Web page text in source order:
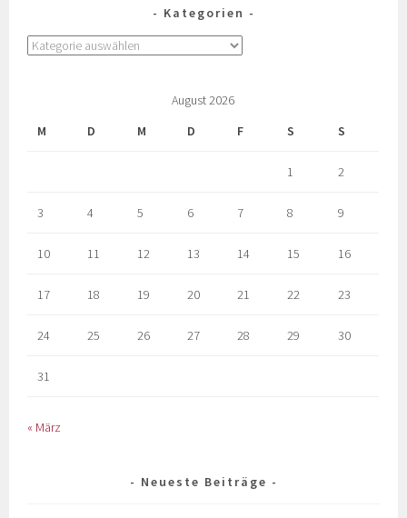
Kategorien
August 2026
M
D M D F S S
1 2
3 4 5 6 7 8 9
10 11 12 13 14 15 16
17 18 19 20 21 22 23
24 25 26 27 28 29 30
31
« März
Neueste Beiträge